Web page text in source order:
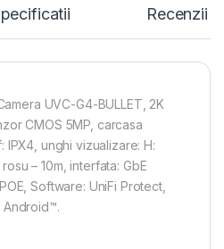
Recenzii
UVC-G4-BULLET, 2K
CMOS 5MP, carcasa
IPX4, unghi vizualizare: H:
rosu – 10m, interfata: GbE
Software: UniFi Protect,
Android™.